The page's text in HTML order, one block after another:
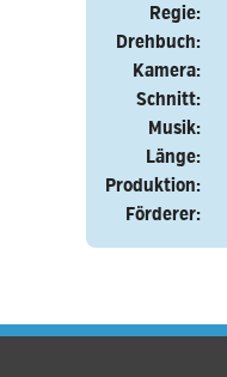
Regie:
Drehbuch:
Kamera:
Schnitt:
Musik:
Länge:
Produktion:
Förderer: